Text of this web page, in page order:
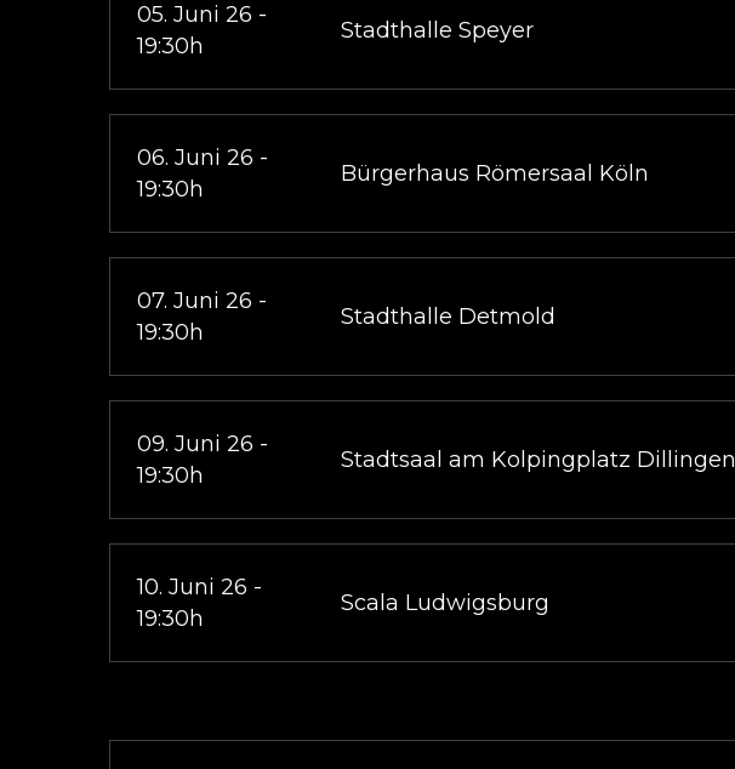
05. Juni 26 -
19:30h
Stadthalle Speyer
06. Juni 26 -
19:30h
Bürgerhaus Römersaal Köln
07. Juni 26 -
19:30h
Stadthalle Detmold
09. Juni 26 -
19:30h
Stadtsaal am Kolpingplatz Dillingen
10. Juni 26 -
19:30h
Scala Ludwigsburg